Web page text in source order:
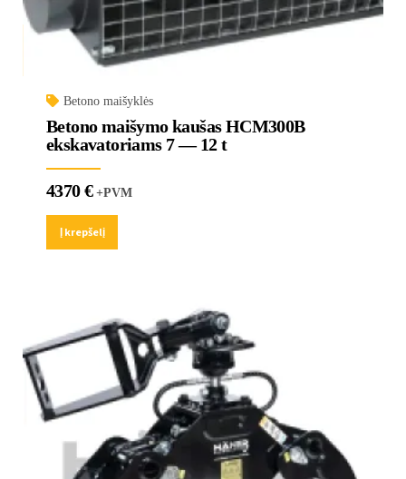
Betono maišyklės
Betono maišymo kaušas HCM300B
ekskavatoriams 7 — 12 t
4370€+PVM
Į krepšelį